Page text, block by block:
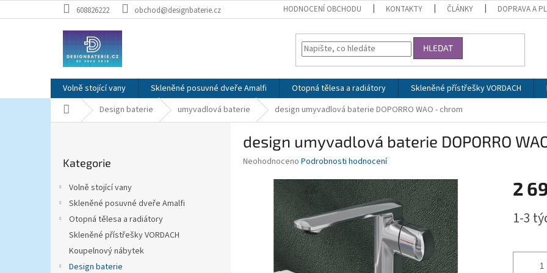
na
608826222 obchod@designbaterie.cz HODNOCENÍ OBCHODU KONTAKTY ČLÁNKY DOPRAVA A
HLEDAT
Volně stojící vany Skleněné posuvné dveře Amalfi Otopná tělesa a radiátory Skleněné přístřešky VORDACH
Domů Design baterie umyvadlová baterie design umyvadlová baterie DOPORRO WAO - chrom
kategorie
Kategorie
Volně stojící vany
Skleněné posuvné dveře Amalfi
Otopná tělesa a radiátory
Skleněné přístřešky VORDACH
Koupelnový nábytek
Design baterie
design umyvadlová baterie DOPORRO
Průměrné
produktu
hvězdiček.
Neohodnoceno Podrobnosti hodnocení
2
cena:
1-3